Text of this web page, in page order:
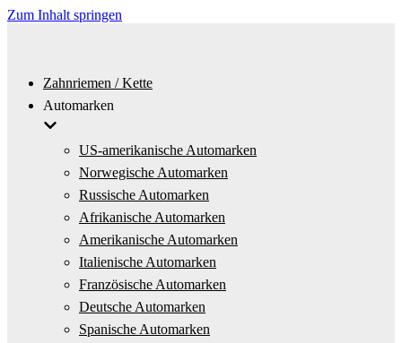
Zum Inhalt springen
Zahnriemen / Kette
Automarken
US-amerikanische Automarken
Norwegische Automarken
Russische Automarken
Afrikanische Automarken
Amerikanische Automarken
Italienische Automarken
Französische Automarken
Deutsche Automarken
Spanische Automarken